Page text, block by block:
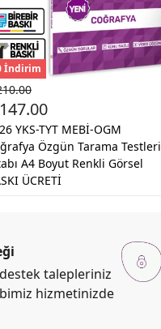
İndirim
YKS-TYT MEBİ-OGM
Özgün Tarama Testleri
A4 Boyut Renkli Görsel
ÜCRETİ
destek talepleriniz
hizmetinizde